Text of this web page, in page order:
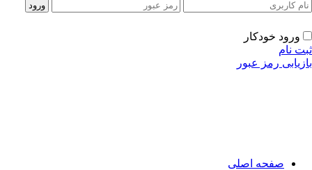
ورود خودکار
نام
رمز عبور
صفحه اصلی